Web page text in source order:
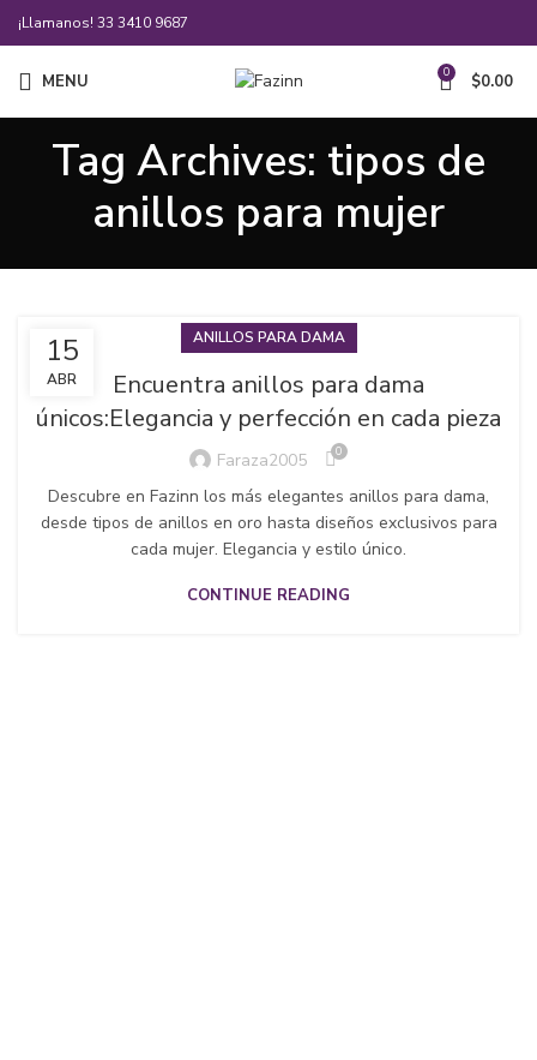
¡Llamanos! 33 3410 9687
MENU 0 $0.00
Tag Archives: tipos de
anillos para mujer
15
ABR
ANILLOS PARA DAMA
Encuentra anillos para dama
únicos:Elegancia y perfección en cada pieza
Faraza2005 0
Descubre en Fazinn los más elegantes anillos para dama,
desde tipos de anillos en oro hasta diseños exclusivos para
cada mujer. Elegancia y estilo único.
CONTINUE READING